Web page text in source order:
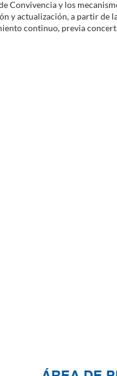
Convivencia y los
y actualización, a partir de
continuo, previa